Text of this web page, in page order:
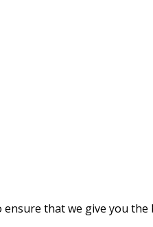
ensure that we give you